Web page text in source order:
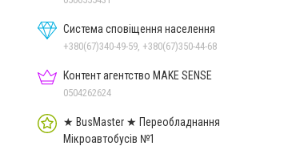
Система сповіщення населення
+380(67)340-49-59, +380(67)350-44-68
Контент агентство MAKE SENSE
0504262624
★ BusMaster ★ Переобладнання
Мікроавтобусів №1